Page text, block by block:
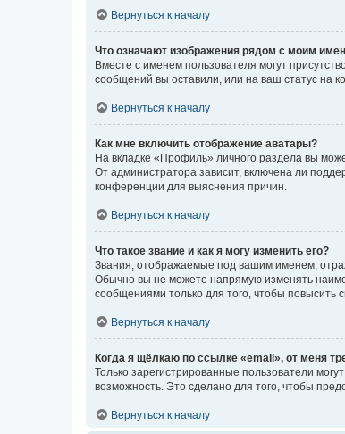
Вернуться к началу
Что означают изображения рядом с моим
Вместе с именем пользователя могут
сообщений вы оставили, или на ваш статус на
Вернуться к началу
Как мне включить отображение аватары?
На вкладке «Профиль» личного раздела вы
От администратора зависит, включена ли
конференции для выяснения причин.
Вернуться к началу
Что такое звание и как я могу изменить его?
Звания, отображаемые под вашим именем,
Обычно вы не можете напрямую изменять
сообщениями только для того, чтобы повысить
Вернуться к началу
Когда я щёлкаю по ссылке «email», от меня
Только зарегистрированные пользователи
возможность. Это сделано для того, чтобы
Вернуться к началу